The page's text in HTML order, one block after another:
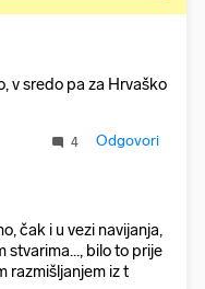
v sredo pa za Hrvaško
4 Odgovori
čak i u vezi navijanja,
stvarima..., bilo to prije
razmišljanjem iz to